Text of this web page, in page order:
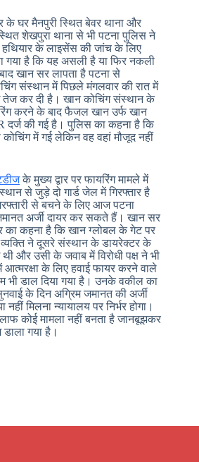
के घर मैनपुरी स्थित बेवर थाना और
शेखपुरा थाना से भी पटना पुलिस ने
हथियार के लाइसेंस की जांच के लिए
गया है कि यह असली है या फिर नकली
खान सर लापता है पटना से
संस्थान में पिछले मंगलवार की रात में
तेज कर दी है। खान कोचिंग संस्थान के
करने के बाद फैजल खान उर्फ खान
की गई है। पुलिस का कहना है कि
कोचिंग में गई लेकिन वह वहां मौजूद नहीं
के मुख्य द्वार पर फायरिंग मामले में
से जुड़े दो गार्ड जेल में गिरफ्तार है
से बचने के लिए आज पटना
अर्जी दायर कर सकते हैं। खान सर
कहना है कि खान ग्लोबल के गेट पर
ने दूसरे संस्थान के डायरेक्टर के
और उसी के जवाब में विरोधी पक्ष ने भी
के लिए हवाई फायर करने वाले
भी डाल दिया गया है। उनके वकील का
के दिन अग्रिम जमानत की अर्जी
मिलना न्यायालय पर निर्भर होगा।
कोई मामला नहीं बनता है जानबूझकर
गया है।